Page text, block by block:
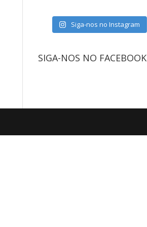
Siga-nos no Instagram
SIGA-NOS NO FACEBOOK